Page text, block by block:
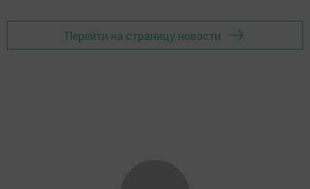
Перейти на страницу новости